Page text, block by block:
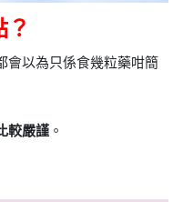
會以為只係食幾粒藥咁簡
較嚴謹 。